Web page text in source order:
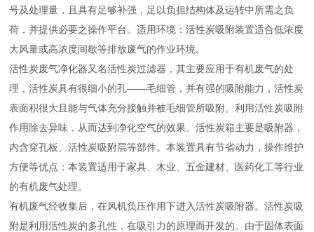
号及处理量，且具有足够补强，足以负担结构体及运转中所需之负
荷，并提供必要之操作平台。适用环境：活性炭吸附装置适合低浓度
大风量或高浓度间歇等排放废气的作业环境。
活性炭废气净化器又名活性炭过滤器，其主要应用于有机废气的处
理，活性炭具有很细小的孔——毛细管，并有强的吸附能力，活性炭
表面积很大且能与气体充分接触并被毛细管所吸附。利用活性炭吸附
作用除去异味，从而达到净化空气的效果。活性炭箱主要是吸附器，
内含穿孔板、活性炭吸附层等部件。本装置具有节省动力，操作维护
方便等优点：本装置适用于家具、木业、五金建材、医药化工等行业
的有机废气处理。
有机废气经收集后，在风机负压作用下进入活性炭吸附器。活性炭吸
附是利用活性炭的多孔性，在吸引力的原理而开发的。由于固体表面